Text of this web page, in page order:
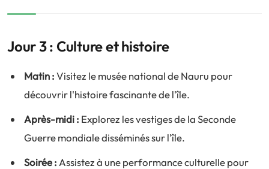
Jour 3 : Culture et histoire
Matin :Visitez le musée national de Nauru pour
découvrir l'histoire fascinante de l'île.
Après-midi : Explorez les vestiges de la Seconde
Guerre mondiale disséminés sur l'île.
Soirée : Assistez à une performance culturelle pour